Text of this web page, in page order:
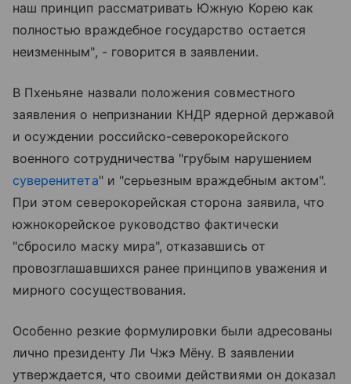
наш принцип рассматривать Южную Корею как
полностью враждебное государство остается
неизменным", - говорится в заявлении.
В Пхеньяне назвали положения совместного
заявления о непризнании КНДР ядерной державой
и осуждении российско-северокорейского
военного сотрудничества "грубым нарушением
суверенитета" и "серьезным враждебным актом".
При этом северокорейская сторона заявила, что
южнокорейское руководство фактически
"сбросило маску мира", отказавшись от
провозглашавшихся ранее принципов уважения и
мирного сосуществования.
Особенно резкие формулировки были адресованы
лично президенту Ли Чжэ Мёну. В заявлении
утверждается, что своими действиями он доказал